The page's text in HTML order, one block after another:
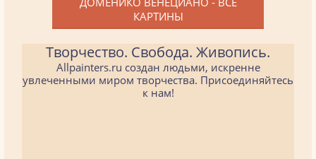
КАРТИНЫ
Творчество. Свобода. Живопись.
Allpainters.ru создан людьми, искренне
увлеченными миром творчества. Присоединяйтесь
к нам!